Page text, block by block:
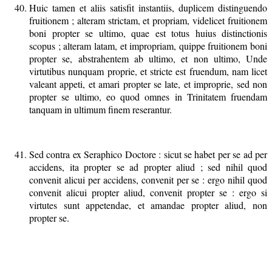
Huic tamen et aliis satisfit instantiis, duplicem distinguendo
fruitionem ; alteram strictam, et propriam, videlicet fruitionem
boni propter se ultimo, quae est totus huius distinctionis
scopus ; alteram latam, et impropriam, quippe fruitionem boni
propter se, abstrahentem ab ultimo, et non ultimo, Unde
virtutibus nunquam proprie, et stricte est fruendum, nam licet
valeant appeti, et amari propter se late, et improprie, sed non
propter se ultimo, eo quod omnes in Trinitatem fruendam
tanquam in ultimum finem reserantur.
Sed contra ex Seraphico Doctore : sicut se habet per se ad per
accidens, ita propter se ad propter aliud ; sed nihil quod
convenit alicui per accidens, convenit per se : ergo nihil quod
convenit alicui propter aliud, convenit propter se : ergo si
virtutes sunt appetendae, et amandae propter aliud, non
propter se.